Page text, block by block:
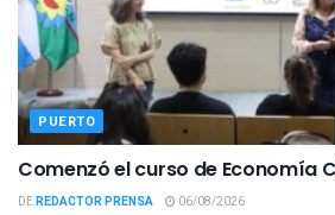
PUERTO
Comenzó el curso de Economía
DEREDACTOR PRENSA 06/08/2026